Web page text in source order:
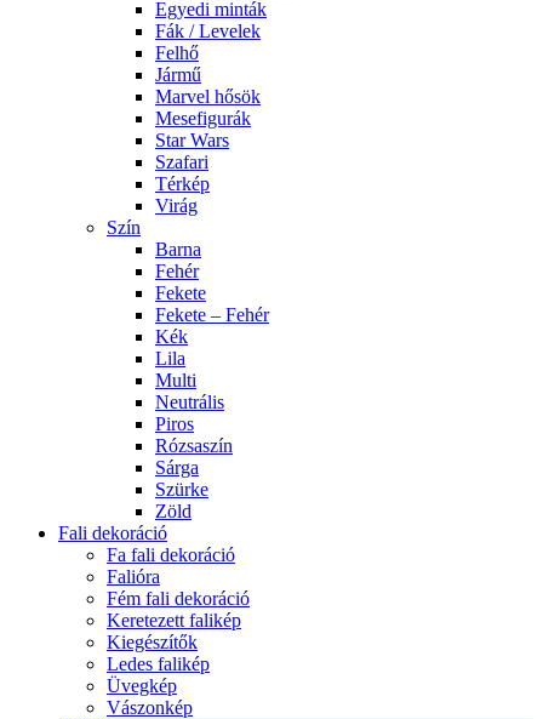
Egyedi minták
Fák / Levelek
Felhő
Jármű
Marvel hősök
Mesefigurák
Star Wars
Szafari
Térkép
Virág
Szín
Barna
Fehér
Fekete
Fekete – Fehér
Kék
Lila
Multi
Neutrális
Piros
Rózsaszín
Sárga
Szürke
Zöld
Fali dekoráció
Fa fali dekoráció
Falióra
Fém fali dekoráció
Keretezett falikép
Kiegészítők
Ledes falikép
Üvegkép
Vászonkép